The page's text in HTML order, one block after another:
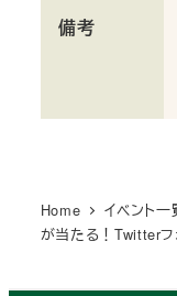
備考
Home イベント一
が当たる！Twitterフ